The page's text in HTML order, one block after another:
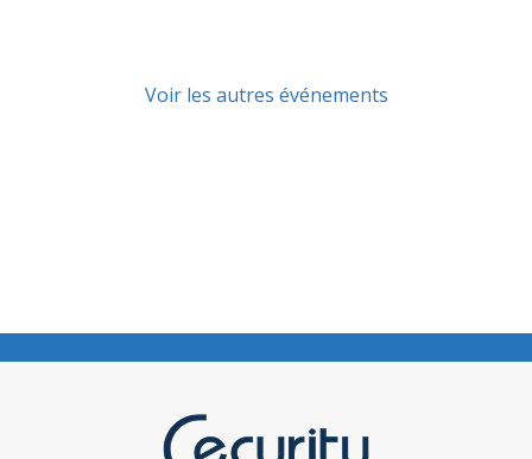
Voir les autres événements